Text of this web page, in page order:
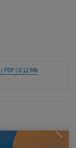
| PDF | 0.12 Mb